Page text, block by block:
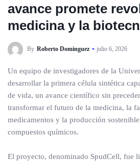
avance promete
medicina y la
By Roberto Dominguez julio 6, 2026
Un equipo de investigadores de la
desarrollar la primera célula sintética
de vida, un avance científico sin
transformar el futuro de la medicina, la
medicamentos y la producción
compuestos químicos.
El proyecto, denominado SpudCell, fue